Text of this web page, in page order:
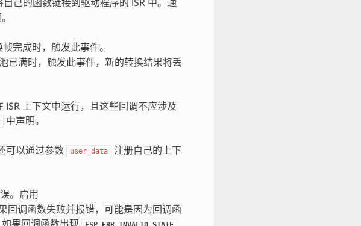
自己的函数链接到驱动程序的 ISR 中。通
完成时，触发此事件。
已满时，触发此事件，新的转换结果将丢
ISR 上下文中运行，且这些回调不应涉及
中声明。
可以通过参数 user_data
注册自己的上下
。启用
回调函数失败并报错，可能是因为回调函